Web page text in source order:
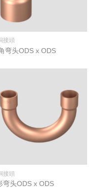
接頭
弯头ODS x ODS
接頭
弯头ODS x ODS